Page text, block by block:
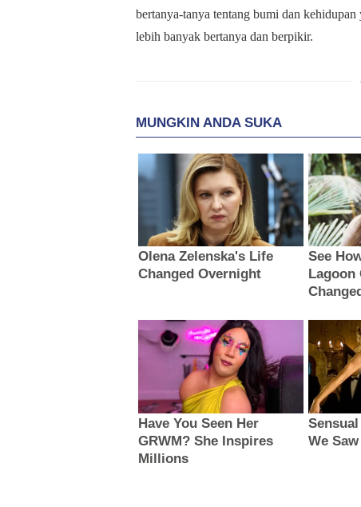
bertanya-tanya tentang bumi dan
lebih banyak bertanya dan berpikir.